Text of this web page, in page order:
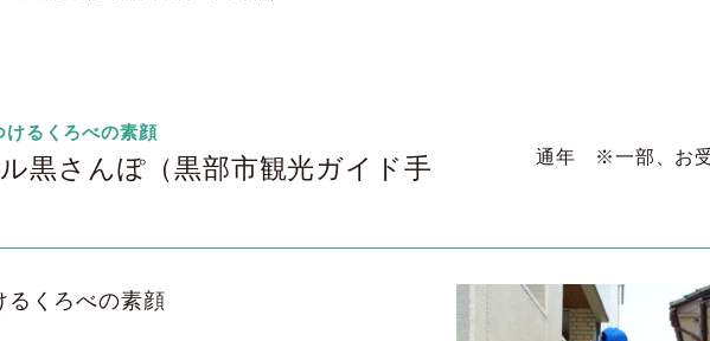
けるくろべの素顔
黒さんぽ（黒部市観光ガイド手
通年 ※一部、お受
るくろべの素顔